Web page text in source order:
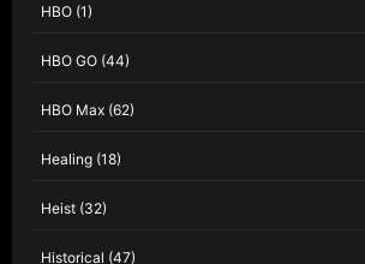
HBO (1)
HBO GO (44)
HBO Max (62)
Healing (18)
Heist (32)
Historical (47)